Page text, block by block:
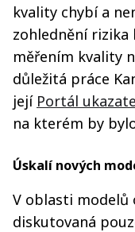
kvality chybí a
zohlednění rizika
měřením kvality
důležitá práce
její Portál
na kterém by
Úskalí nových
V oblasti modelů
diskutovaná